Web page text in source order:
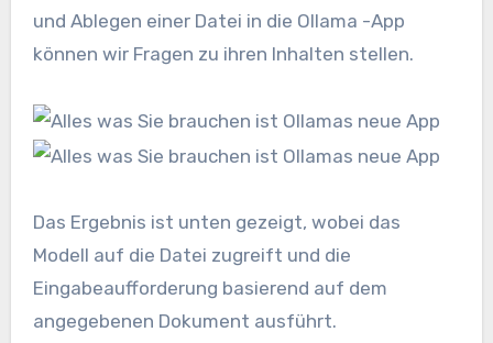
und Ablegen einer Datei in die Ollama -App
können wir Fragen zu ihren Inhalten stellen.
Das Ergebnis ist unten gezeigt, wobei das
Modell auf die Datei zugreift und die
Eingabeaufforderung basierend auf dem
angegebenen Dokument ausführt.